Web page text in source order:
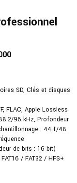
SD, Clés et disques
FLAC, Apple Lossless
96 kHz, Profondeur
: 44.1/48
de bits : 16 bit)
/ FAT32 / HFS+